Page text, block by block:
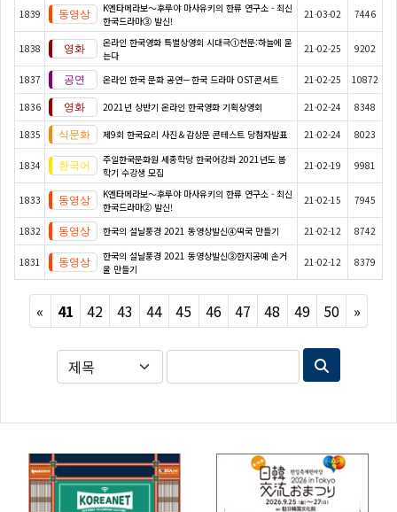
1839
K엔타메라보～후루야 마사유키의 한류 연구소 - 최신
한국드라마③ 발신!
21-03-02 7446
1838
온라인 한국영화 특별상영회 시대극①천문:하늘에 묻
는다
21-02-25 9202
1837 온라인 한국 문화 공연－한국 드라마 OST콘서트 21-02-25 10872
1836 2021년 상반기 온라인 한국영화 기획상영회 21-02-24 8348
1835 제9회 한국요리 사진＆감상문 콘테스트 당첨자발표 21-02-24 8023
1834
주일한국문화원 세종학당 한국어강좌 2021년도 봄
학기 수강생 모집
21-02-19 9981
1833
K엔타메라보～후루야 마사유키의 한류 연구소 - 최신
한국드라마② 발신!
21-02-15 7945
1832 한국의 설날풍경 2021 동영상발신④떡국 만들기 21-02-12 8742
1831
한국의 설날풍경 2021 동영상발신③한지공예 손거
울 만들기
21-02-12 8379
« Previous
41 42 43 44 45 46 47 48 49 50 »Next